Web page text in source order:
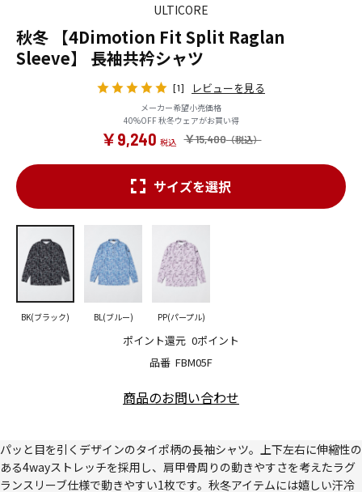
ULTICORE
秋冬 【4Dimotion Fit Split Raglan
Sleeve】 長袖共衿シャツ
[1] レビューを見る
メーカー希望小売価格
40%OFF 秋冬ウェアがお買い得
￥15,400
￥9,240
品番 FBM05F
ポイント還元 0ポイント
サイズを選択
BK(ブラック) BL(ブルー) PP(パープル)
商品のお問い合わせ
パッと目を引くデザインのタイポ柄の長袖シャツ。上下左右に伸縮性の
ある4wayストレッチを採用し、肩甲骨周りの動きやすさを考えたラグ
ランスリーブ仕様で動きやすい1枚です。秋冬アイテムには嬉しい汗冷